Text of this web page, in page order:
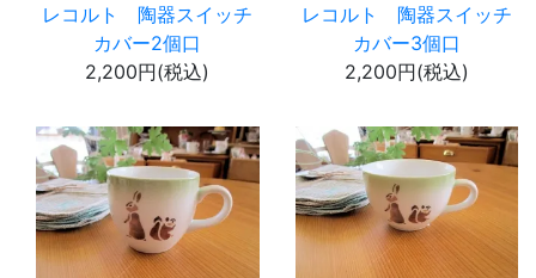
レコルト 陶器スイッチ
カバー2個口
2,200円(税込)
レコルト 陶器スイッチ
カバー3個口
2,200円(税込)